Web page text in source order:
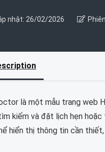
nhật: 26/02/2026
là một mẫu trang web
kiếm và đặt lịch hẹn
hiển thị thông tin cần thiết,